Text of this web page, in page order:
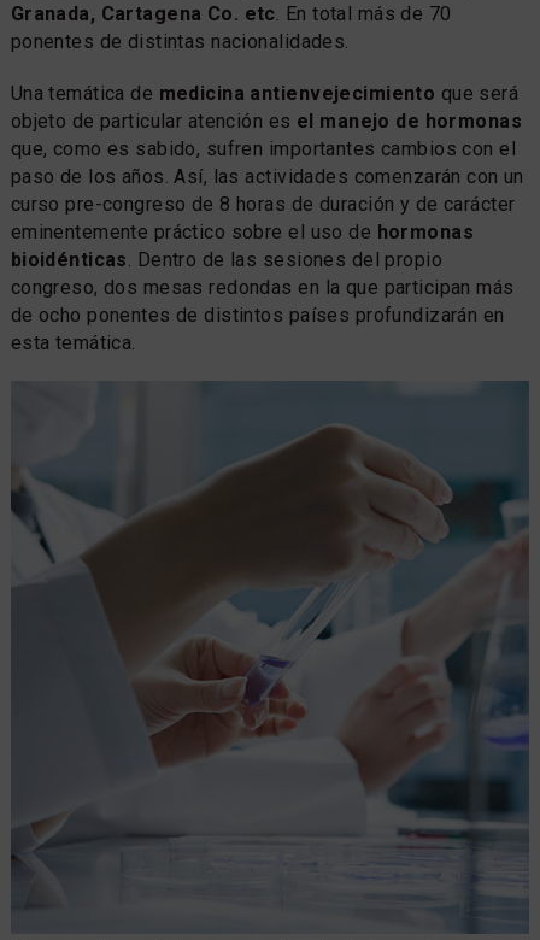
Granada, Cartagena Co. etc. En total más de 70
ponentes de distintas nacionalidades.
Una temática de medicina antienvejecimiento que será
objeto de particular atención es el manejo de hormonas
que, como es sabido, sufren importantes cambios con el
paso de los años. Así, las actividades comenzarán con un
curso pre-congreso de 8 horas de duración y de carácter
eminentemente práctico sobre el uso de hormonas
bioidénticas. Dentro de las sesiones del propio
congreso, dos mesas redondas en la que participan más
de ocho ponentes de distintos países profundizarán en
esta temática.